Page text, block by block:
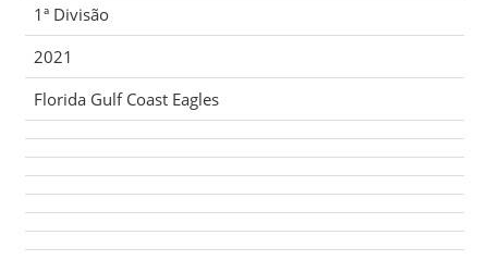
1ª Divisão
2021
Florida Gulf Coast Eagles